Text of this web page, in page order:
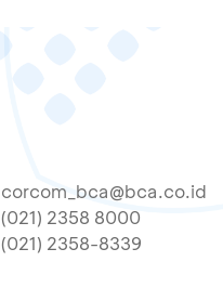
corcom_bca@bca.co.id
(021) 2358 8000
(021) 2358-8339